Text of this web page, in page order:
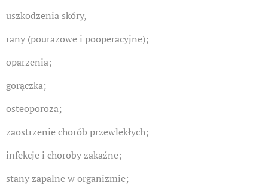
uszkodzenia skóry,
rany (pourazowe i pooperacyjne);
oparzenia;
gorączka;
osteoporoza;
zaostrzenie chorób przewlekłych;
infekcje i choroby zakaźne;
stany zapalne w organizmie;